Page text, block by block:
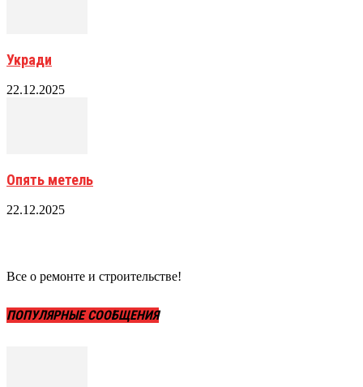
Укради
22.12.2025
Опять метель
22.12.2025
Все о ремонте и строительстве!
ПОПУЛЯРНЫЕ СООБЩЕНИЯ